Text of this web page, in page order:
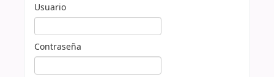
Usuario
Contraseña